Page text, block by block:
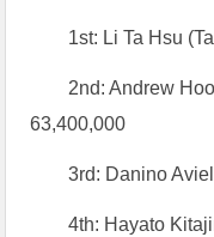
1st: Li Ta Hsu
2nd: Andrew
63,400,000
3rd: Danino
4th: Hayato